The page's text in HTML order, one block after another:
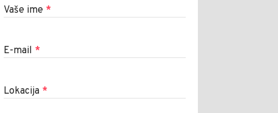
Vaše ime *
E-mail *
Lokacija *